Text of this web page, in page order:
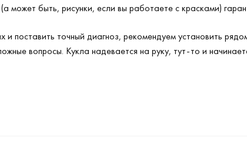
быть, рисунки, если вы работаете с красками)
поставить точный диагноз, рекомендуем установить
вопросы. Кукла надевается на руку, тут-то и